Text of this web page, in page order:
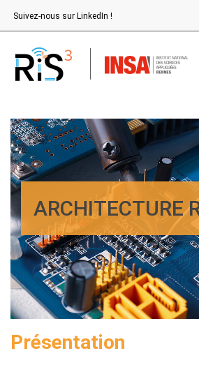
Suivez-nous sur LinkedIn !
ARCHITECTURE
Présentation